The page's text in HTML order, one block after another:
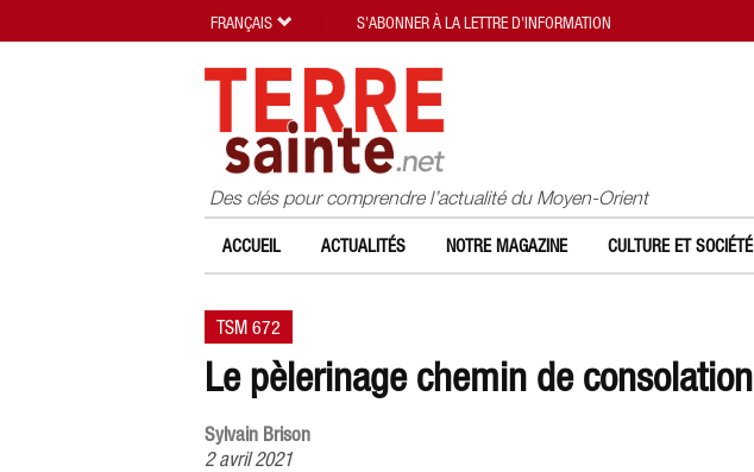
Des clés pour comprendre l’actualité du Moyen-Orient
ACCUEIL ACTUALITÉS NOTRE MAGAZINE CULTURE ET SOCIÉTÉ
TSM 672
Le pèlerinage chemin de consolation
Sylvain Brison
2 avril 2021
FRANÇAIS S'ABONNER À LA LETTRE D'INFORMATION